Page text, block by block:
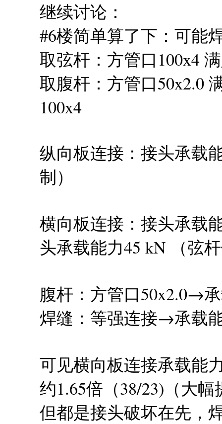
继续讨论：
#6楼简单算了下：可能
取弦杆：方管口100x4
取腹杆：方管口50x2.0
100x4
纵向板连接：接头承载
制）
横向板连接：接头承载
头承载能力45 kN （弦
腹杆：方管口50x2.0→
焊缝：等强连接→承载
可见横向板连接承载能
约1.65倍（38/23)（大
但都是接头破坏在先，